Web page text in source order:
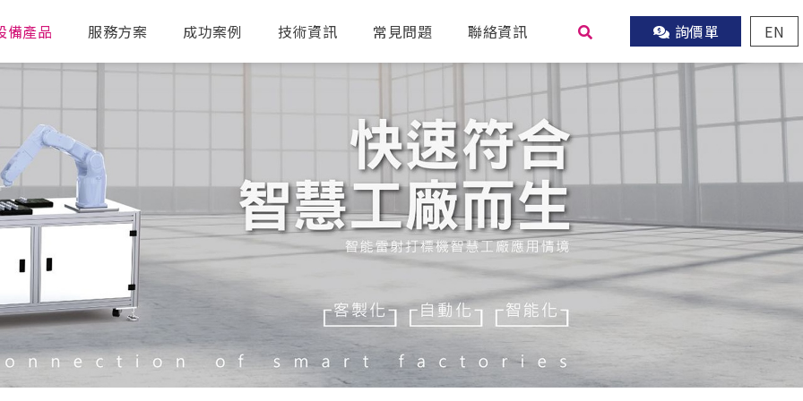
備產品 服務方案 成功案例 技術資訊 常見問題 聯絡資訊 詢價單 EN
送出搜尋